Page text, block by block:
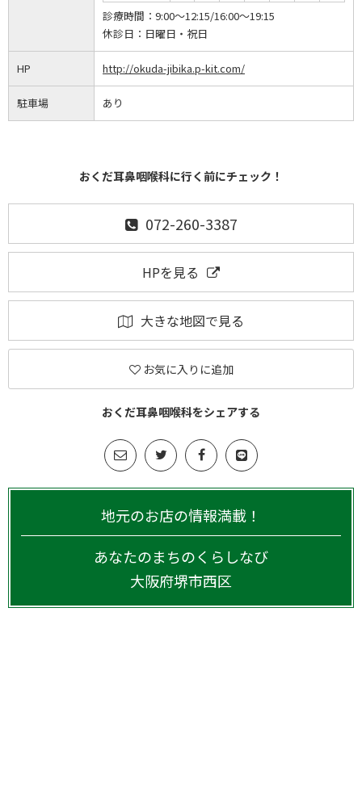
診療時間： 9:00～12:15/16:00～19:15
休診日： 日曜日・祝日
HP http://okuda-jibika.p-kit.com/
駐車場 あり
おくだ耳鼻咽喉科に行く前にチェック！
072-260-3387
HPを見る
大きな地図で見る
お気に入りに追加
おくだ耳鼻咽喉科をシェアする
地元のお店の情報満載！
あなたのまちのくらしなび
大阪府堺市西区